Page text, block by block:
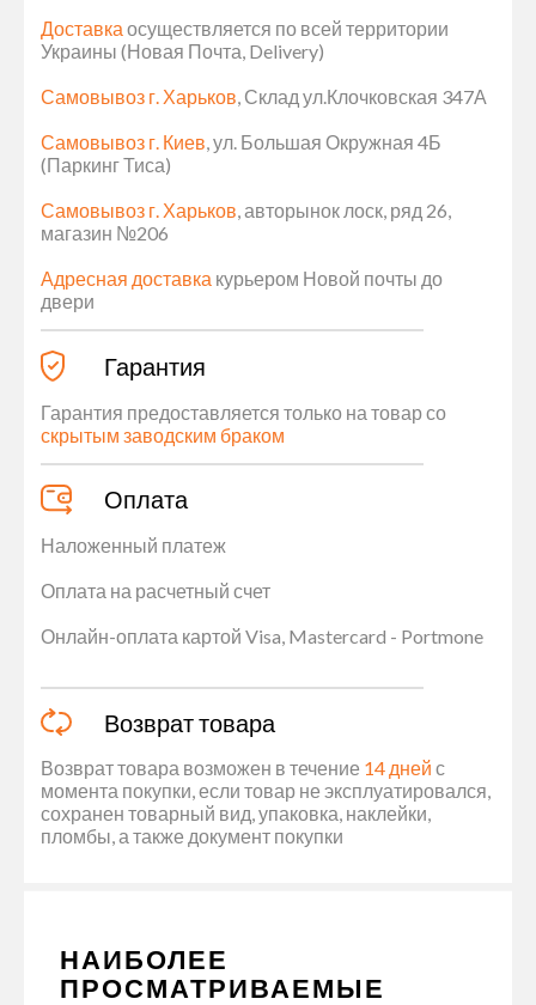
Доставка осуществляется по всей территории
Украины (Новая Почта, Delivery)
Самовывоз г. Харьков, Склад ул.Клочковская 347А
Самовывоз г. Киев, ул. Большая Окружная 4Б
(Паркинг Тиса)
Самовывоз г. Харьков, авторынок лоск, ряд 26,
магазин №206
Адресная доставка курьером Новой почты до
двери
Гарантия
Гарантия предоставляется только на товар со
скрытым заводским браком
Оплата
Наложенный платеж
Оплата на расчетный счет
Онлайн-оплата картой Visa, Mastercard - Portmone
Возврат товара
Возврат товара возможен в течение 14 дней с
момента покупки, если товар не эксплуатировался,
сохранен товарный вид, упаковка, наклейки,
пломбы, а также документ покупки
НАИБОЛЕЕ
ПРОСМАТРИВАЕМЫЕ